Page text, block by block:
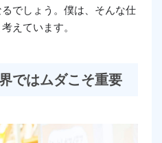
でしょう。僕は、そんな仕
えています。
ではムダこそ重要